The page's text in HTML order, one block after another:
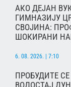
АКО ДЕЈАН
ГИМНАЗИЈУ
СВОЈИНА:
ШОКИРАНИ
6. 08. 2026. | 7:10
ПРОБУДИТЕ